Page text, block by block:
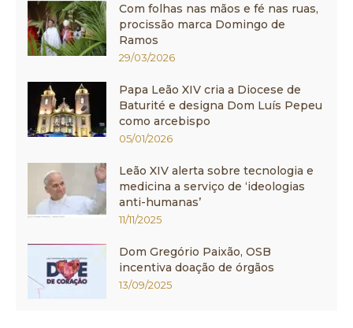
Com folhas nas mãos e fé nas ruas,
procissão marca Domingo de
Ramos
29/03/2026
Papa Leão XIV cria a Diocese de
Baturité e designa Dom Luís Pepeu
como arcebispo
05/01/2026
Leão XIV alerta sobre tecnologia e
medicina a serviço de ‘ideologias
anti-humanas’
11/11/2025
Dom Gregório Paixão, OSB
incentiva doação de órgãos
13/09/2025